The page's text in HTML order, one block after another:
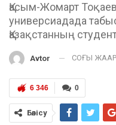
Қасым-Жомарт
универсиадада
Қазақстанның
Avtor СОҢҒЫ
0
6 346
Бөлісу